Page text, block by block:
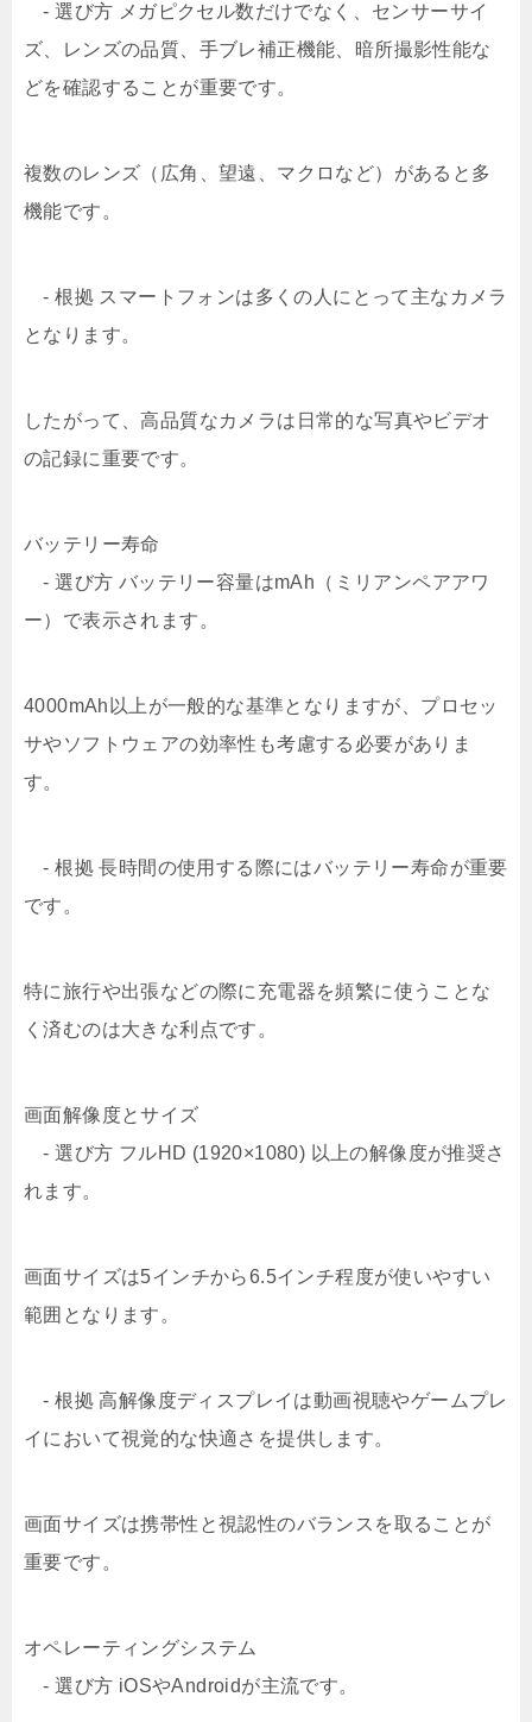
- 選び方 メガピクセル数だけでなく、センサーサイ
ズ、レンズの品質、手ブレ補正機能、暗所撮影性能な
どを確認することが重要です。
複数のレンズ（広角、望遠、マクロなど）があると多
機能です。
- 根拠 スマートフォンは多くの人にとって主なカメラ
となります。
したがって、高品質なカメラは日常的な写真やビデオ
の記録に重要です。
バッテリー寿命
- 選び方 バッテリー容量はmAh（ミリアンペアアワ
ー）で表示されます。
4000mAh以上が一般的な基準となりますが、プロセッ
サやソフトウェアの効率性も考慮する必要がありま
す。
- 根拠 長時間の使用する際にはバッテリー寿命が重要
です。
特に旅行や出張などの際に充電器を頻繁に使うことな
く済むのは大きな利点です。
画面解像度とサイズ
- 選び方 フルHD (1920×1080) 以上の解像度が推奨さ
れます。
画面サイズは5インチから6.5インチ程度が使いやすい
範囲となります。
- 根拠 高解像度ディスプレイは動画視聴やゲームプレ
イにおいて視覚的な快適さを提供します。
画面サイズは携帯性と視認性のバランスを取ることが
重要です。
オペレーティングシステム
- 選び方 iOSやAndroidが主流です。